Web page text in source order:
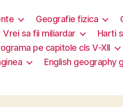
Geografie fizica
Vrei sa fii miliardar
Harti
pe capitole cls V-XII
English geography